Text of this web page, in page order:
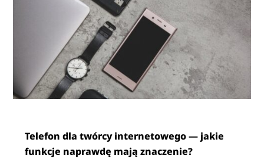
Telefon dla twórcy internetowego — jakie
funkcje naprawdę mają znaczenie?